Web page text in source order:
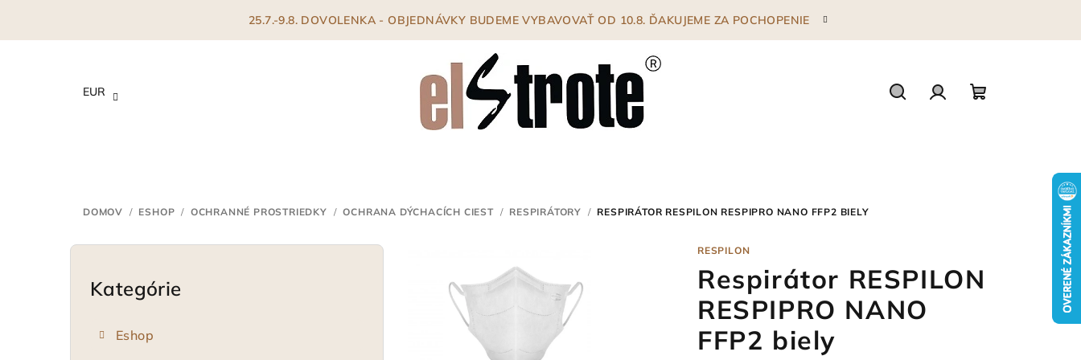
25.7.-9.8. DOVOLENKA - OBJEDNÁVKY BUDEME VYBAVOVAŤ OD 10.8. ĎAKUJEME ZA POCHOPENIE
EUR
DOMOV / ESHOP / OCHRANNÉ PROSTRIEDKY / OCHRANA DÝCHACÍCH CIEST / RESPIRÁTORY / RESPIRÁTOR RESPILON RESPIPRO NANO FFP2 BIELY
B
Preskočiť
kategórie
Kategórie
Eshop
RESPILON
Respirátor RESPILON
RESPIPRO NANO
FFP2 biely